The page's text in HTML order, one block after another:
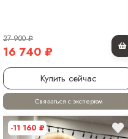
27 900₽
16 740 ₽
Купить сейчас
Связаться с экспертом
-11 160 ₽